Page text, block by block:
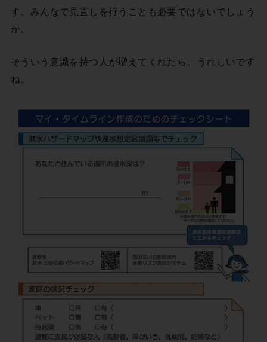
す。みんなで見直しを行うことも必要ではないでしょう
か。
そういう意識を持つ人が増えてくれたら、うれしいです
ね。